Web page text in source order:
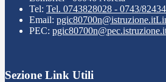
Tel: Tel. 0743828028 - 0743/
Email: pgic80700n@istruzione.it
PEC:
Sezione Link Utili